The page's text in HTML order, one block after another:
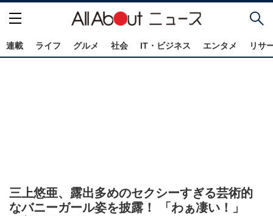
連載 ライフ グルメ 社会 IT・ビジネス エンタメ リサ
三上悠亜、露出多めのセクシーすぎる芸術的
なバニーガール姿を披露！ 「わぁ凄い！」